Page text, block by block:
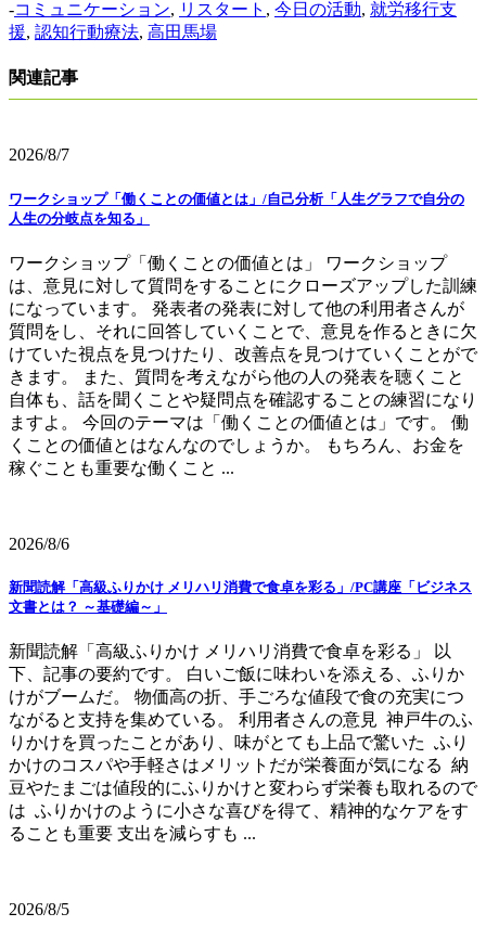
-コミュニケーション, リスタート , 今日の活動, 就労移行支
援, 認知行動療法, 高田馬場
関連記事
2026/8/7
ワークショップ「働くことの価値とは」/自己分析「人生グラフで自分の
人生の分岐点を知る」
ワークショップ「働くことの価値とは」 ワークショップ
は、意見に対して質問をすることにクローズアップした訓練
になっています。 発表者の発表に対して他の利用者さんが
質問をし、それに回答していくことで、意見を作るときに欠
けていた視点を見つけたり、改善点を見つけていくことがで
きます。 また、質問を考えながら他の人の発表を聴くこと
自体も、話を聞くことや疑問点を確認することの練習になり
ますよ。 今回のテーマは「働くことの価値とは」です。 働
くことの価値とはなんなのでしょうか。 もちろん、お金を
稼ぐことも重要な働くこと ...
2026/8/6
新聞読解「高級ふりかけ メリハリ消費で食卓を彩る」/PC講座「ビジネス
文書とは？ ～基礎編～」
新聞読解「高級ふりかけ メリハリ消費で食卓を彩る」 以
下、記事の要約です。 白いご飯に味わいを添える、ふりか
けがブームだ。 物価高の折、手ごろな値段で食の充実につ
ながると支持を集めている。 利用者さんの意見 神戸牛のふ
りかけを買ったことがあり、味がとても上品で驚いた ふり
かけのコスパや手軽さはメリットだが栄養面が気になる 納
豆やたまごは値段的にふりかけと変わらず栄養も取れるので
は ふりかけのように小さな喜びを得て、精神的なケアをす
ることも重要 支出を減らすも ...
2026/8/5